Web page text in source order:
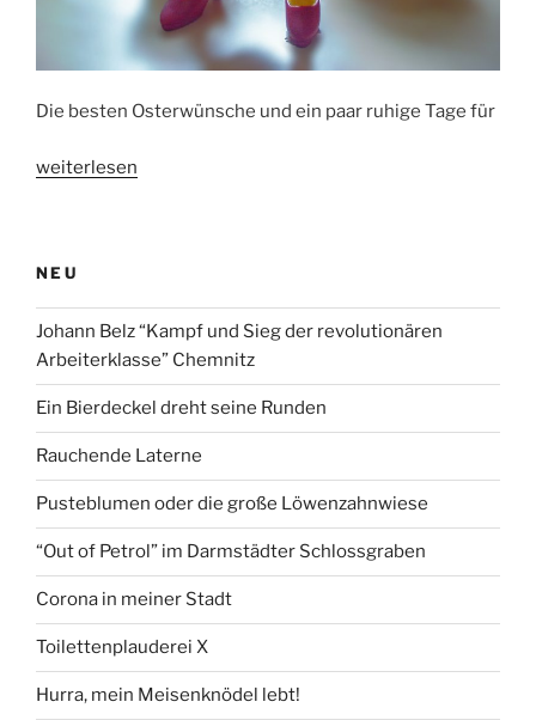
Die besten Osterwünsche und ein paar ruhige Tage für
„Wir
für
Ostern“
weiterlesen
NEU
Johann Belz “Kampf und Sieg der revolutionären
Arbeiterklasse” Chemnitz
Ein Bierdeckel dreht seine Runden
Rauchende Laterne
Pusteblumen oder die große Löwenzahnwiese
“Out of Petrol” im Darmstädter Schlossgraben
Corona in meiner Stadt
Toilettenplauderei X
Hurra, mein Meisenknödel lebt!